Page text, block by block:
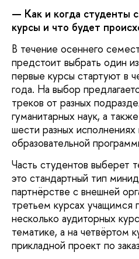
— Как и когда студенты
курсы и что будет
В течение осеннего
предстоит выбрать один
первые курсы стартуют в
года. На выбор
треков от разных
гуманитарных наук, а
шести разных исполнениях
образовательной
Часть студентов выберет
это стандартный тип
партнёрстве с внешней
третьем курсах учащимся
несколько аудиторных
тематике, а на четвёртом
прикладной проект по